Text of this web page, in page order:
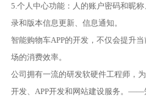
5.个人中心功能：人的账户密码和昵
录和版本信息更新、信息通知。
智能购物车APP的开发，不仅会提升
场的消费效率。
公司拥有一流的研发软硬件工程师，
开发、APP开发和网站建设服务。——